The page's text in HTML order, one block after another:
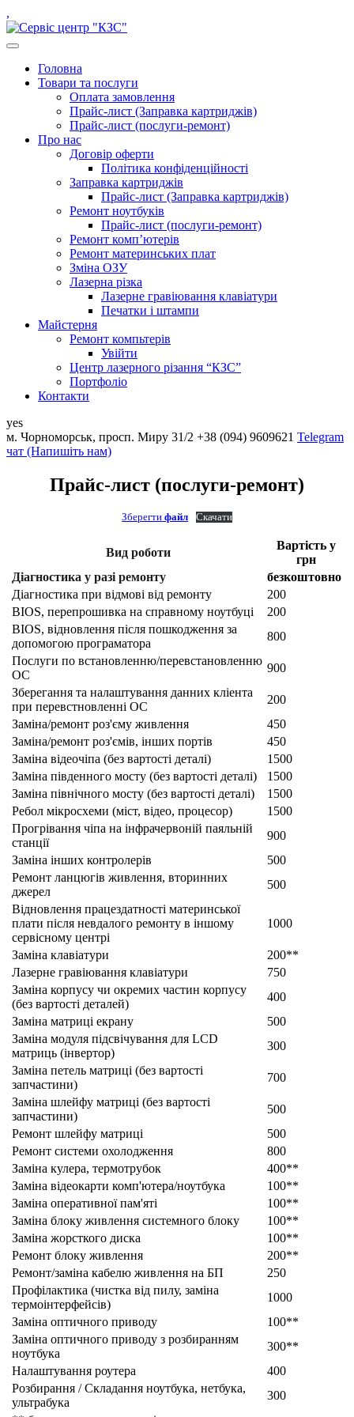
to
content
,
open
button
Close
button
Головна
Товари та послуги
Оплата замовлення
Прайс-лист (Заправка картриджів)
Прайс-лист (послуги-ремонт)
Про нас
Договір оферти
Політика конфіденційності
Заправка картриджів
Прайс-лист (Заправка картриджів)
Ремонт ноутбуків
Прайс-лист (послуги-ремонт)
Ремонт комп’ютерів
Ремонт материнських плат
Зміна ОЗУ
Лазерна різка
Лазерне гравіювання клавіатури
Печатки і штампи
Майстерня
Ремонт компьтерів
Увійти
Центр лазерного різання “КЗС”
Портфоліо
Контакти
yes
м. Чорноморськ, просп. Миру 31/2 +38 (094) 9609621 Telеgram
чат (Напишіть нам)
Прайс-лист (послуги-ремонт)
Зберегти файл Скачати
Вид роботи
Вартість у
грн
Діагностика у разі ремонту
безкоштовно
Діагностика при відмові від ремонту
200
BIOS, перепрошивка на справному ноутбуці
200
BIOS, відновлення після пошкодження за
допомогою програматора
800
Послуги по встановленню/перевстановленню
ОС
900
Зберегання та налаштування данних кліента
при перевстновленні ОС
200
Заміна/ремонт роз'єму живлення
450
Заміна/ремонт роз'ємів, інших портів
450
Заміна відеочіпа (без вартості деталі)
1500
Заміна південного мосту (без вартості деталі)
1500
Заміна північного мосту (без вартості деталі)
1500
Ребол мікросхеми (міст, відео, процесор)
1500
Прогрівання чіпа на інфрачервоній паяльній
станції
900
Заміна інших контролерів
500
Ремонт ланцюгів живлення, вторинних
джерел
500
Відновлення працездатності материнської
плати після невдалого ремонту в іншому
сервісному центрі
1000
Заміна клавіатури
200**
Лазерне гравіювання клавіатури
750
Заміна корпусу чи окремих частин корпусу
(без вартості деталей)
400
Заміна матриці екрану
500
Заміна модуля підсвічування для LCD
матриць (інвертор)
300
Заміна петель матриці (без вартості
запчастини)
700
Заміна шлейфу матриці (без вартості
запчастини)
500
Ремонт шлейфу матриці
500
Ремонт системи охолодження
800
Заміна кулера, термотрубок
400**
Заміна відеокарти комп'ютера/ноутбука
100**
Заміна оперативної пам'яті
100**
Заміна блоку живлення системного блоку
100**
Заміна жорсткого диска
100**
Ремонт блоку живлення
200**
Ремонт/заміна кабелю живлення на БП
250
Профілактика (чистка від пилу, заміна
термоінтерфейсів)
1000
Заміна оптичного приводу
100**
Заміна оптичного приводу з розбиранням
ноутбука
300**
Налаштування роутера
400
Розбирання / Складання ноутбука, нетбука,
ультрабука
300